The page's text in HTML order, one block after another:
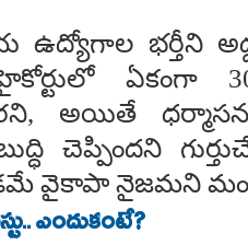
భర్తీని
ఏకంగా
అయితే
చెప్పిందని
వైకాపా నైజమని
ఎందుకంటే?